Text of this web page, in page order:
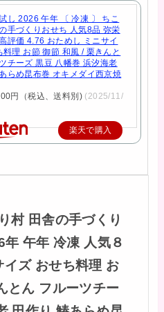
し 2026 午年 〔 冷凍 〕 ちこ
手づくりおせち 人気8品 弥栄
評価 4.76 おためし ミニサイ
料理 お節 御節 和風 / 栗きんと
チーズ 黒豆 八幡巻 浜汐海老
らめ昆布巻 オキメダイ西京焼
円（税込、送料別) (2025/11/
楽天で購入
村 田舎の手づくり
午年 冷凍 人気８
ズ おせち料理 お
とん フルーツチー